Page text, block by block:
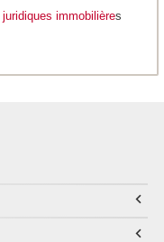
immobilières